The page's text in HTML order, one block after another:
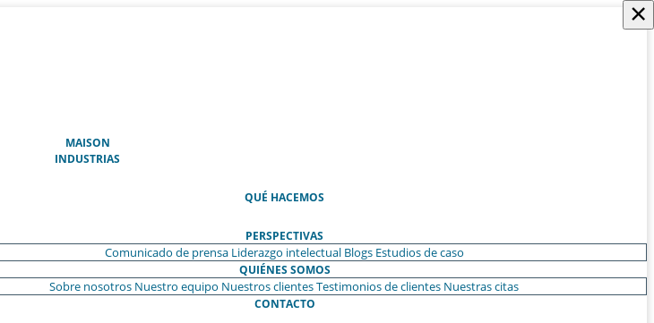
MAISON(ACTUAL)
INDUSTRIAS
QUÉ HACEMOS
PERSPECTIVAS
Comunicado de prensa Liderazgo intelectual Blogs Estudios de caso
QUIÉNES SOMOS
Sobre nosotros Nuestro equipo Nuestros clientesTestimonios de clientes Nuestras citas
CONTACTO
×